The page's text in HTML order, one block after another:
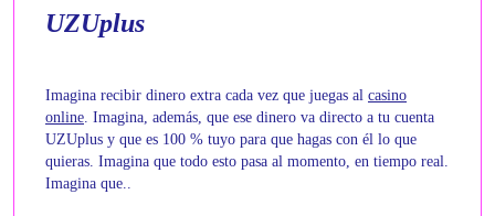
UZUplus
Imagina recibir dinero extra cada vez que juegas al casino
online. Imagina, además, que ese dinero va directo a tu cuenta
UZUplus y que es 100 % tuyo para que hagas con él lo que
quieras. Imagina que todo esto pasa al momento, en tiempo real.
Imagina que..